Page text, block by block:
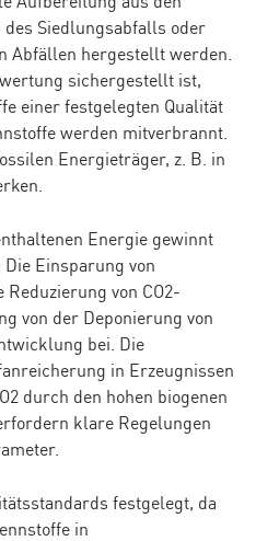
Siedlungsabfalls oder
Abfällen hergestellt werden.
sichergestellt ist,
einer festgelegten Qualität
werden mitverbrannt.
Energieträger, z. B. in
Energie gewinnt
Einsparung von
von CO2-
von der Deponierung von
bei. Die
in Erzeugnissen
durch den hohen biogenen
klare Regelungen
festgelegt, da
in